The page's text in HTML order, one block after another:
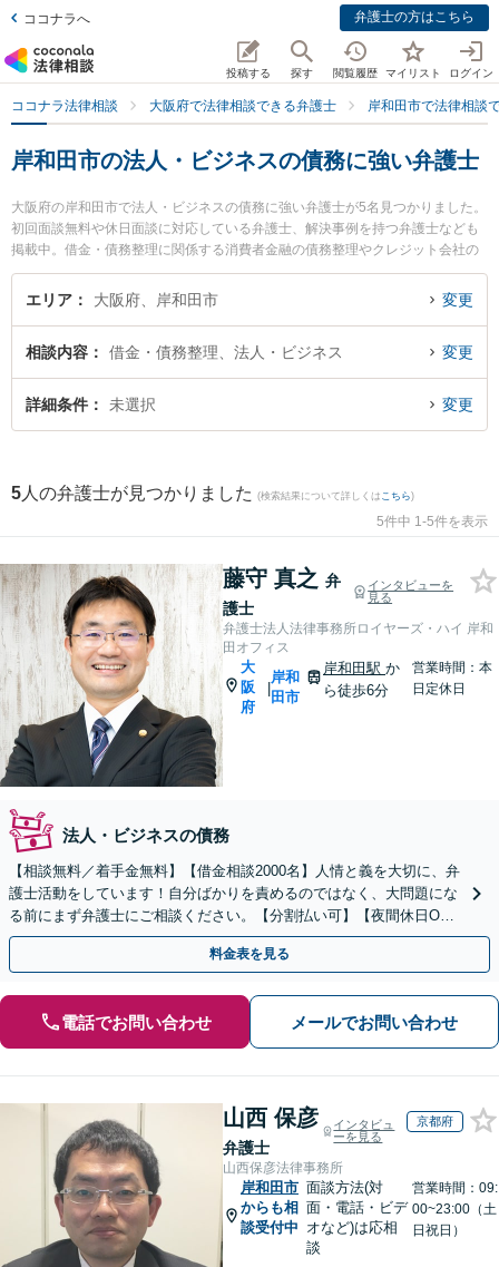
ココナラへ 弁護士の方はこちら
投稿する 探す 閲覧履歴 マイリスト ログイン
ココナラ法律相談 大阪府で法律相談できる弁護士 岸和田市で法律相談
岸和田市の法人・ビジネスの債務に強い弁護士
大阪府の岸和田市で法人・ビジネスの債務に強い弁護士が5名見つかりました。
初回面談無料や休日面談に対応している弁護士、解決事例を持つ弁護士なども
掲載中。借金・債務整理に関係する消費者金融の債務整理やクレジット会社の
債務整理、リボ払いの債務整理等の細かな分野での絞り込み検索もでき便利で
す。特に弁護士法人法律事務所ロイヤーズ・ハイ 岸和田オフィスの藤守 真之弁
フィール情報や弁護士費用、強みなどが注目されています。『岸和田市で土日
や夜間に発生した法人・ビジネスの債務のトラブルを今すぐに弁護士に相談し
たい』『法人・ビジネスの債務のトラブル解決の実績豊富な近くの弁護士を検
エリア 大阪府、岸和田市 変更
相談内容 借金・債務整理、法人・ビジネス 変更
詳細条件 未選択 変更
5 人の弁護士が見つかりました (検索結果について詳しくは こちら)
5件中 1-5件を表示
藤守 真之 弁
護士
インタビューを
見る
弁護士法人法律事務所ロイヤーズ・ハイ 岸和
田オフィス
大
阪
府
|
岸和
田市
岸和田駅か
ら徒歩6分
営業時間：本
日定休日
法人・ビジネスの債務
【相談無料／着手金無料】【借金相談2000名】人情と義を大切に、弁
護士活動をしています！自分ばかりを責めるのではなく、大問題にな
る前にまず弁護士にご相談ください。【分割払い可】【夜間休日O
K】
料金表を見る
電話でお問い合わせ メールでお問い合わせ
山西 保彦
弁護士
インタビュ
ーを見る
京都府
山西保彦法律事務所
岸和田市
からも相
談受付中
面談方法(対
面・電話・ビデ
オなど)は応相
談
営業時間：09:
00~23:00（土
日祝日）